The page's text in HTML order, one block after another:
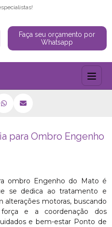
Faça seu orçamento por
Whatsapp
PARA OMBRO ENGENHO DO
para Ombro Engenho
ombro Engenho do Mato é
se dedica ao tratamento e
alterações motoras, buscando
e a coordenação dos
e bem-estar Ponto de